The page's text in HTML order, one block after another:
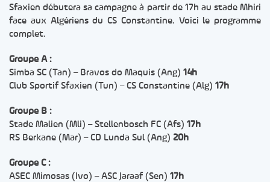
Sfaxien débutera sa campagne à partir de 17h au stade Mhiri
face aux Algériens du CS Constantine. Voici le programme
complet.
Groupe A :
Simba SC (Tan) – Bravos do Maquis (Ang) 14h
Club Sportif Sfaxien (Tun) – CS Constantine (Alg) 17h
Groupe B :
Stade Malien (Mli) – Stellenbosch FC (Afs) 17h
RS Berkane (Mar) – CD Lunda Sul (Ang) 20h
Groupe C :
ASEC Mimosas (Ivo) – ASC Jaraaf (Sen) 17h